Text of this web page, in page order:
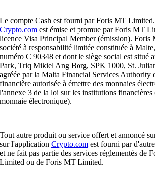
Le compte Cash est fourni par Foris MT
Crypto.com est émise et promue par Foris MT
licence Visa Principal Member (émission). Foris
société à responsabilité limitée constituée à
numéro C 90348 et dont le siège social est situé
Park, Triq Mikiel Ang Borg, SPK 1000, St.
agréée par la Malta Financial Services Authority
financière autorisée à émettre des monnaies
l'annexe 3 de la loi sur les institutions financières
monnaie électronique).
Tout autre produit ou service offert et annoncé
sur l'application Crypto.com est fourni par
et ne fait pas partie des services réglementés de
Limited ou de Foris MT Limited.